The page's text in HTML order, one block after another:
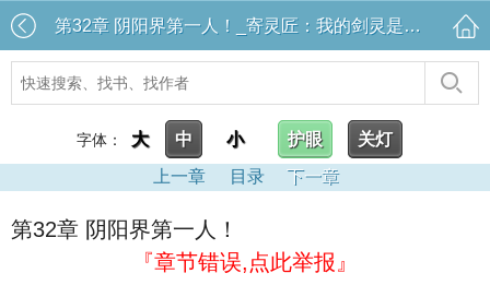
第32章 阴阳界第一人！_寄灵匠：我的剑灵是郭靖的大雕
字体： 大 中 小 护眼
关灯
上一章
目录 下一章
第32章 阴阳界第一人！
『章节错误,点此举报』